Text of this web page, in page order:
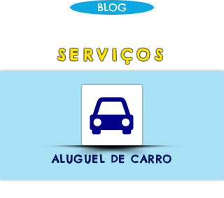
BLOG
SERVIÇOS
ALUGUEL DE CARRO